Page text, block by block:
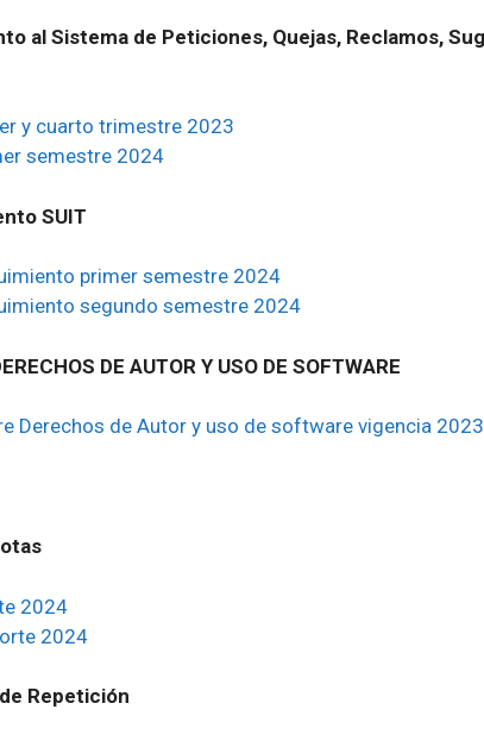
al Sistema de Peticiones, Quejas, Reclamos,
y cuarto trimestre 2023
semestre 2024
SUIT
primer semestre 2024
segundo semestre 2024
DE AUTOR Y USO DE SOFTWARE
Derechos de Autor y uso de software vigencia 2023
2024
2024
Repetición